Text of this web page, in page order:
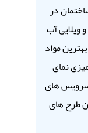
در
ویلایی آب
مواد
نمای
های
طرح های